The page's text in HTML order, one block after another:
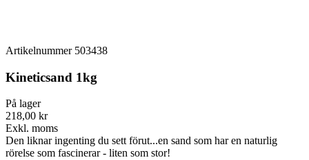
Artikelnummer 503438
Kineticsand 1kg
På lager
218,00 kr
Exkl. moms
Den liknar ingenting du sett förut...en sand som har en naturlig
rörelse som fascinerar - liten som stor!